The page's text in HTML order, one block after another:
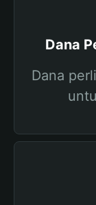
Dana
Dana